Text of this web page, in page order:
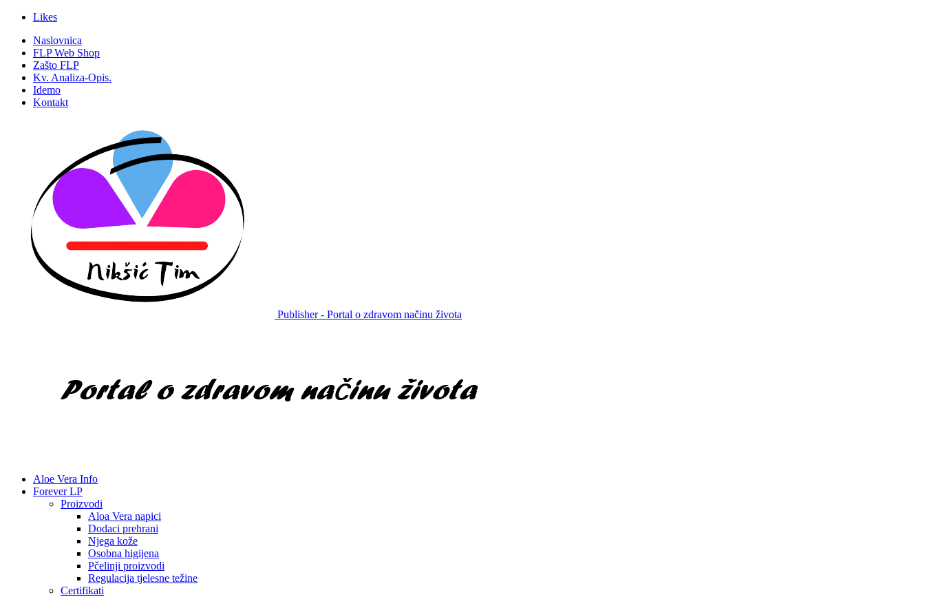
Likes
Naslovnica
FLP Web Shop
Zašto FLP
Kv. Analiza-Opis.
Idemo
Kontakt
Publisher - Portal o zdravom načinu života
Aloe Vera Info
Forever LP
Proizvodi
Aloa Vera napici
Dodaci prehrani
Njega kože
Osobna higijena
Pčelinji proizvodi
Regulacija tjelesne težine
Certifikati